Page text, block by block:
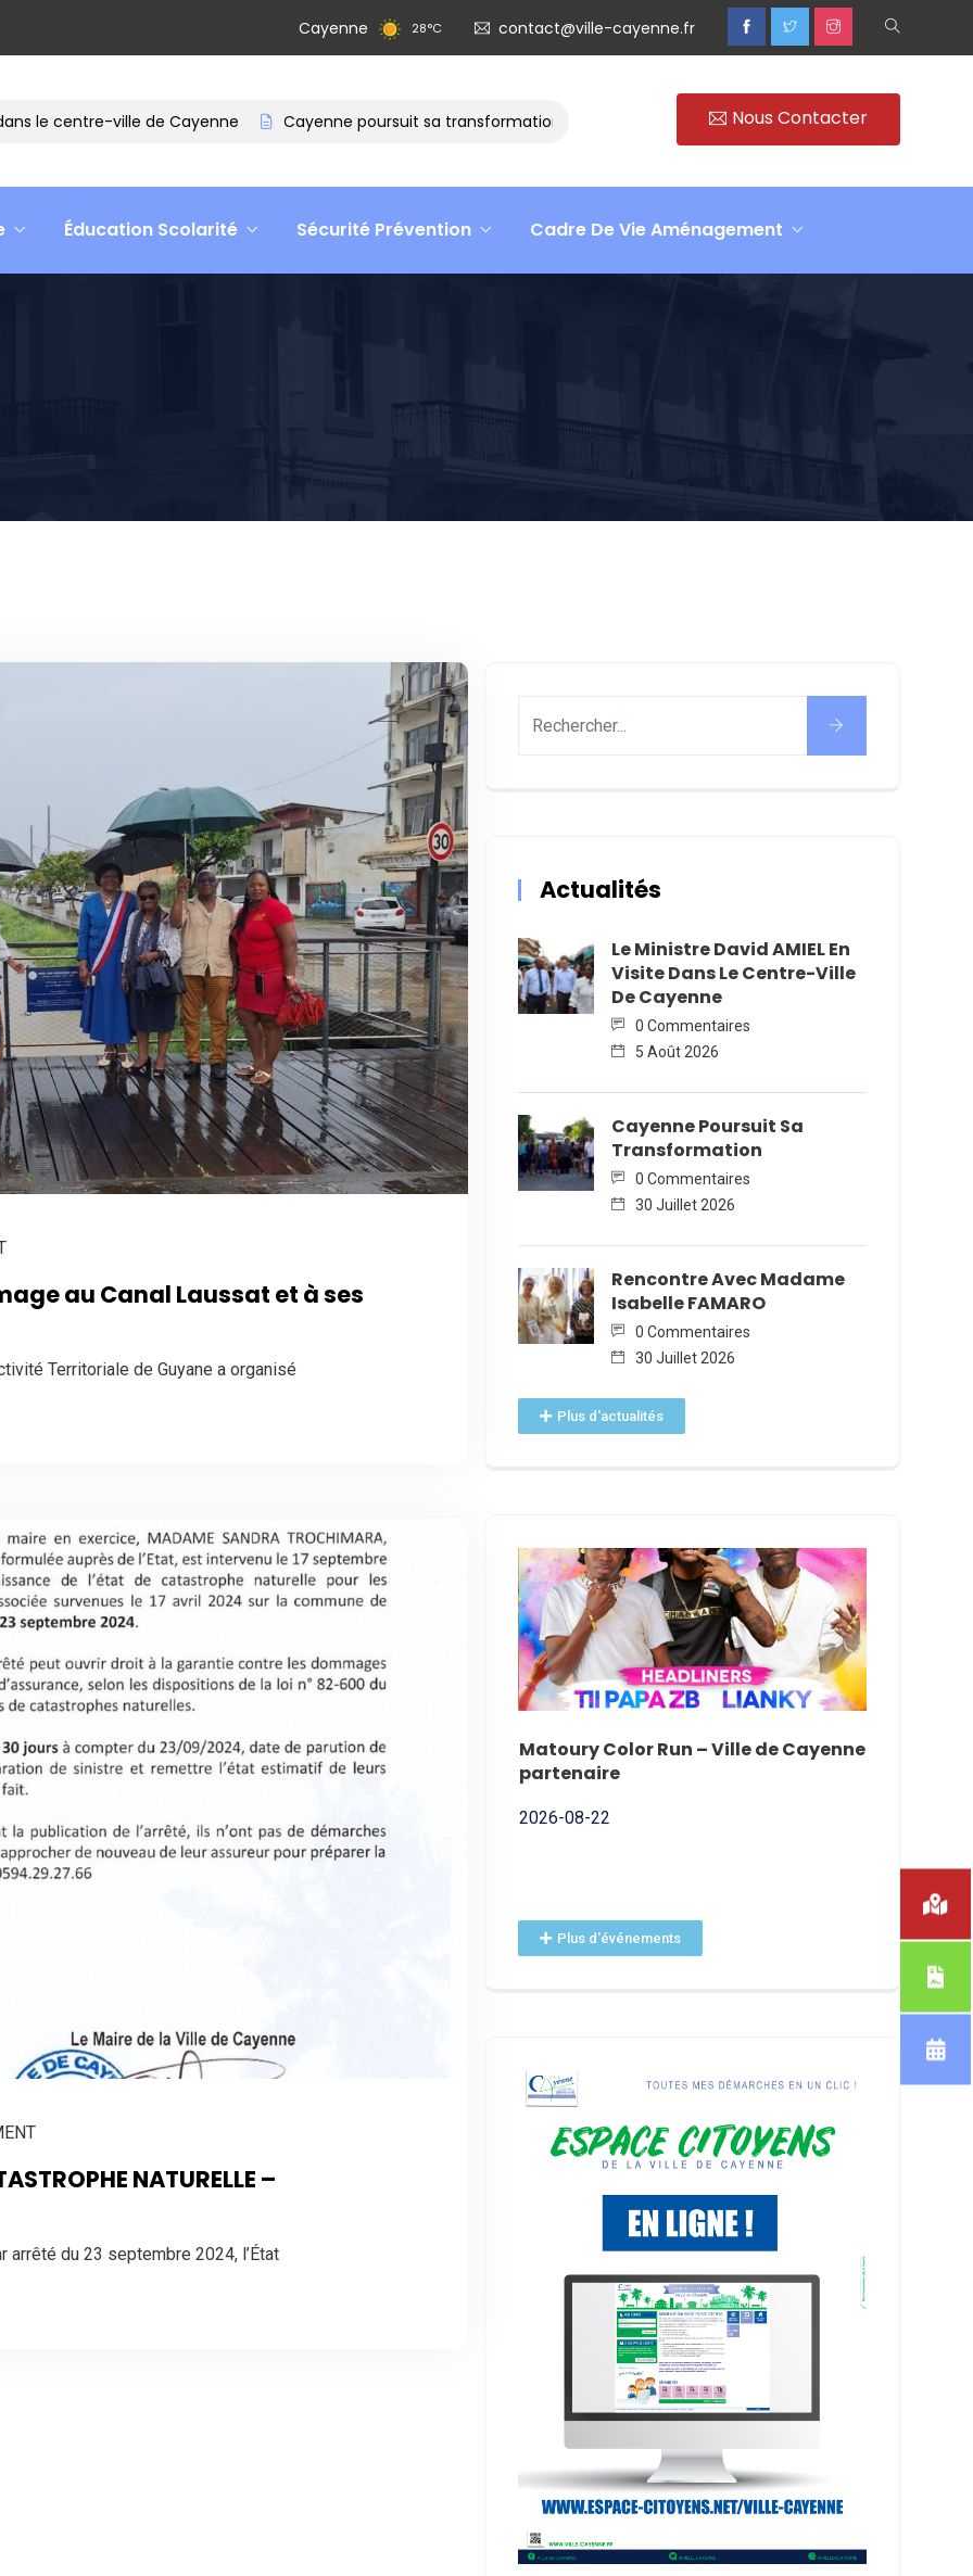
Cayenne 28°C contact@ville-cayenne.fr
centre-ville de Cayenne Cayenne poursuit sa transformation Rencontre avec Madame Isabelle FAMARO
Nous Contacter
Éducation Scolarité Sécurité Prévention Cadre De Vie Aménagement
au Canal Laussat et à ses
Territoriale de Guyane a organisé
NATURELLE –
du 23 septembre 2024, l’État
Actualités
Le Ministre David AMIEL En
Visite Dans Le Centre-Ville
De Cayenne
0 Commentaires
5 Août 2026
Cayenne Poursuit Sa
Transformation
0 Commentaires
30 Juillet 2026
Rencontre Avec Madame
Isabelle FAMARO
0 Commentaires
30 Juillet 2026
Plus d'actualités
DEVIENS LA PROCHAINE MISS CAYENNE
2026-2028
Matoury Color Run – Ville de Cayenne
partenaire
2026-08-22
Plus d'événements